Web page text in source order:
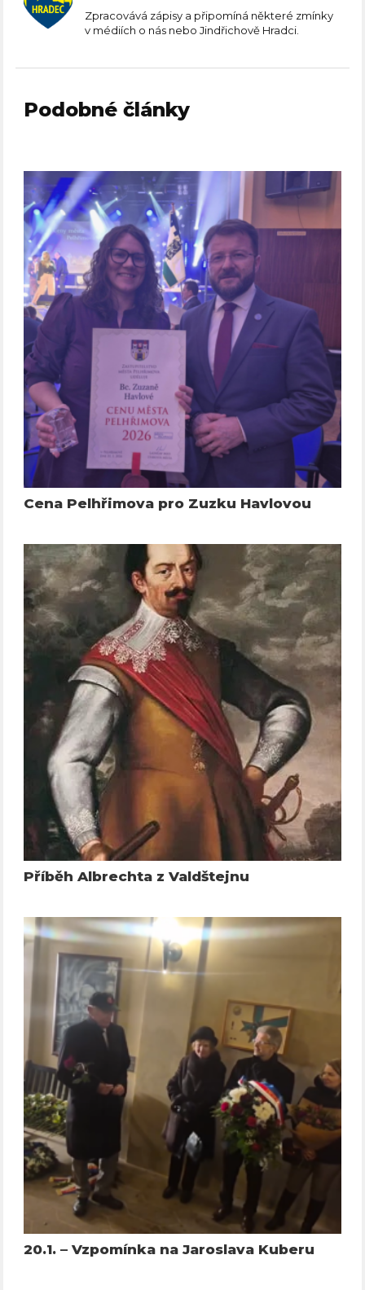
Zpracovává zápisy a připomíná některé zmínky
v médiích o nás nebo Jindřichově Hradci.
Podobné články
Cena Pelhřimova pro Zuzku Havlovou
Příběh Albrechta z Valdštejnu
20.1. – Vzpomínka na Jaroslava Kuberu